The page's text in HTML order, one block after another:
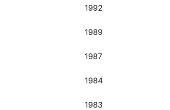
1992
1989
1987
1984
1983